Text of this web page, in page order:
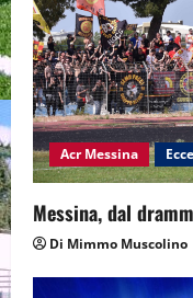
Acr Messina
Messina, dal
Di Mimmo Muscolino